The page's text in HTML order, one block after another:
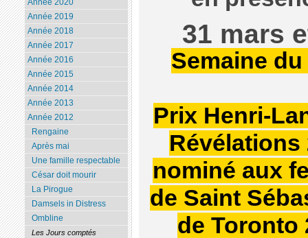
31 mars
Semaine
Prix Henri-
Révélations
nominé aux
de Saint
de Toronto
Année 2020
Année 2019
Année 2018
Année 2017
Année 2016
Année 2015
Année 2014
Année 2013
Année 2012
Rengaine
Après mai
Une famille respectable
César doit mourir
La Pirogue
Damsels in Distress
Ombline
Les Jours comptés